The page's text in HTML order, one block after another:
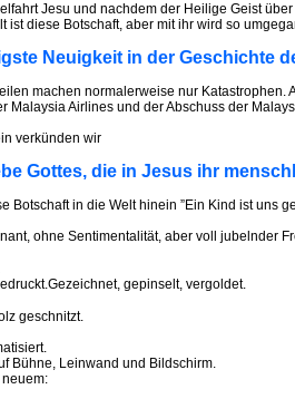
Jesu und nachdem der Heilige Geist
ist diese Botschaft, aber mit ihr wird so
Neuigkeit in der Geschichte
machen normalerweise nur
Malaysia Airlines und der Abschuss der
verkünden wir
Gottes, die in Jesus ihr
Botschaft in die Welt hinein ”Ein Kind ist uns
ohne Sentimentalität, aber voll jubelnder
gepinselt, vergoldet.
geschnitzt.
Bühne, Leinwand und Bildschirm.